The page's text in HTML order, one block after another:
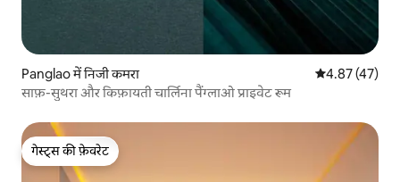
Panglao में निजी कमरा औसत रेटिंग 5 में
4.87 (47)
साफ़-सुथरा और किफ़ायती चार्लिना पैंग्लाओ प्राइवेट रूम
गेस्ट्स की फ़ेवरेट
गेस्ट्स की फ़ेवरेट